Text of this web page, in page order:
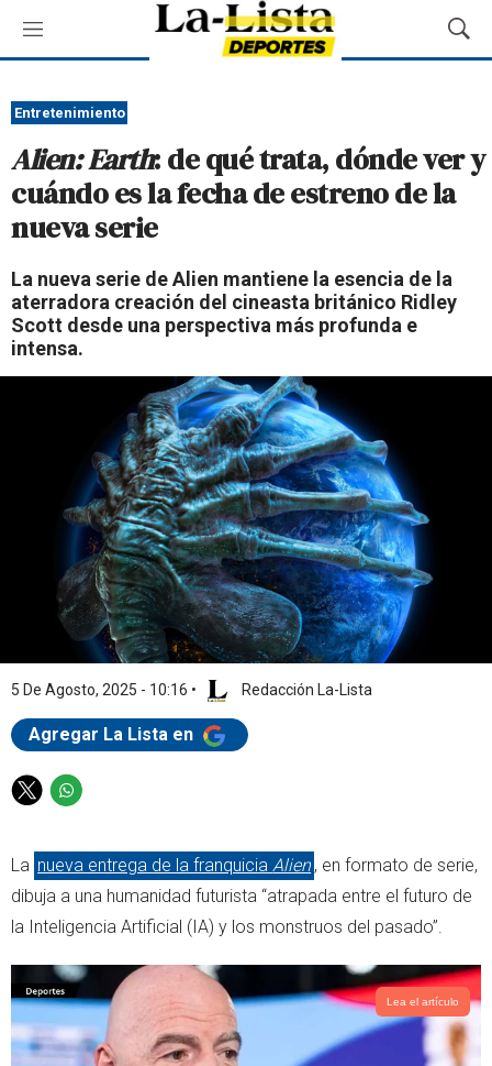
M
e
ú
M
o
a
r
Entretenimiento
Alien: Earth: de qué trata, dónde ver y
cuándo es la fecha de estreno de la
nueva serie
La nueva serie de Alien mantiene la esencia de la
aterradora creación del cineasta británico Ridley
Scott desde una perspectiva más profunda e
intensa.
5 De Agosto, 2025 - 10:16 • Redacción La-Lista
Agregar La Lista en
T
t
t
e
r
W
a
t
s
a
p
p
La nueva entrega de la franquiciaAlien , en formato de serie,
dibuja a una humanidad futurista “atrapada entre el futuro de
la Inteligencia Artificial (IA) y los monstruos del pasado”.
Lea el artículo